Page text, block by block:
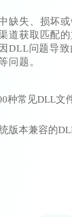
缺失、损坏
道获取匹配
DLL问题导
问题。
种常见DLL文
版本兼容的